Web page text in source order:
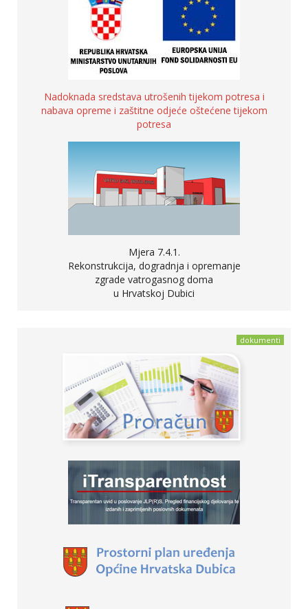
Nadoknada sredstava utrošenih tijekom potresa i
nabava opreme i zaštitne odjeće oštećene tijekom
potresa
Mjera 7.4.1.
Rekonstrukcija, dogradnja i opremanje
zgrade vatrogasnog doma
u Hrvatskoj Dubici
dokumenti